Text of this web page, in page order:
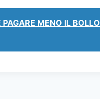
PAGARE MENO IL BOLLO